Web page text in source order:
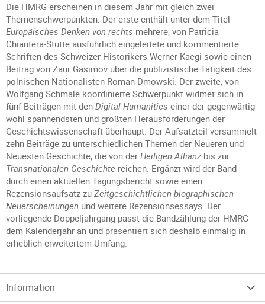
Die HMRG erscheinen in diesem Jahr mit gleich zwei
Themenschwerpunkten: Der erste enthält unter dem Titel
Europäisches Denken von rechts mehrere, von Patricia
Chiantera-Stutte ausführlich eingeleitete und kommentierte
Schriften des Schweizer Historikers Werner Kaegi sowie einen
Beitrag von Zaur Gasimov über die publizistische Tätigkeit des
polnischen Nationalisten Roman Dmowski. Der zweite, von
Wolfgang Schmale koordinierte Schwerpunkt widmet sich in
fünf Beiträgen mit den Digital Humanities einer der gegenwärtig
wohl spannendsten und größten Herausforderungen der
Geschichtswissenschaft überhaupt. Der Aufsatzteil versammelt
zehn Beiträge zu unterschiedlichen Themen der Neueren und
Neuesten Geschichte, die von der Heiligen Allianz bis zur
Transnationalen Geschichte reichen. Ergänzt wird der Band
durch einen aktuellen Tagungsbericht sowie einen
Rezensionsaufsatz zu Zeitgeschichtlichen biographischen
Neuerscheinungen und weitere Rezensionsessays. Der
vorliegende Doppeljahrgang passt die Bandzählung der HMRG
dem Kalenderjahr an und präsentiert sich deshalb einmalig in
erheblich erweitertem Umfang.
Information